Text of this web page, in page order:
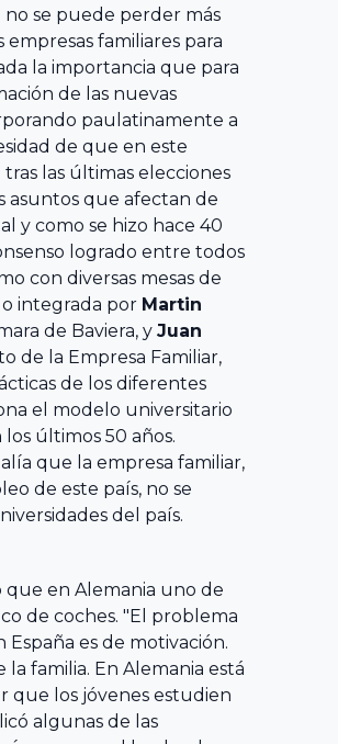
se puede perder más
familiares para
la importancia que para
de las nuevas
paulatinamente a
de que en este
las últimas elecciones
asuntos que afectan de
y como se hizo hace 40
logrado entre todos
con diversas mesas de
integrada por Martin
de Baviera, y Juan
de la Empresa Familiar,
de los diferentes
el modelo universitario
últimos 50 años.
que la empresa familiar,
de este país, no se
del país.
en Alemania uno de
de coches. "El problema
es de motivación.
familia. En Alemania está
que los jóvenes estudien
algunas de las